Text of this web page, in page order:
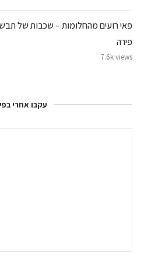
פאי רועים מהחלומות – שכבות של
פירה
7.6k views
עקבו אחרי